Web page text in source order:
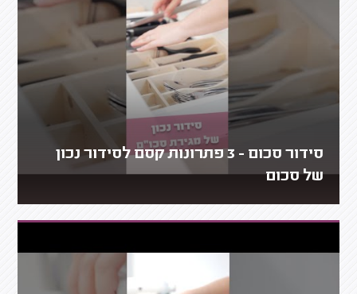
סידור סכום - 3 פתרונות קסם לסידור נכון
של סכום